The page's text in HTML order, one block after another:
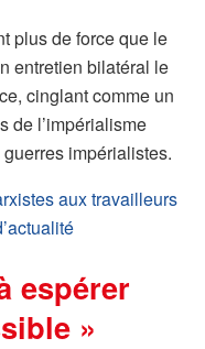
plus de force que le
entretien bilatéral le
cinglant comme un
de l’impérialisme
impérialistes.
aux travailleurs
espérer
»